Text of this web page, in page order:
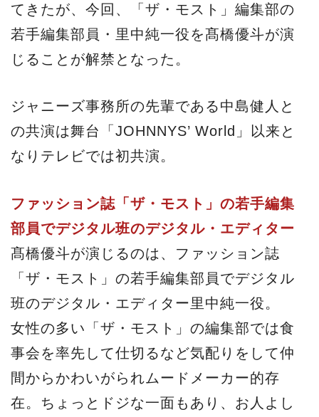
てきたが、今回、「ザ・モスト」編集部の
若手編集部員・里中純一役を髙橋優斗が演
じることが解禁となった。
ジャニーズ事務所の先輩である中島健人と
の共演は舞台「JOHNNYS’ World」以来と
なりテレビでは初共演。
ファッション誌「ザ・モスト」の若手編集
部員でデジタル班のデジタル・エディター
髙橋優斗が演じるのは、ファッション誌
「ザ・モスト」の若手編集部員でデジタル
班のデジタル・エディター里中純一役。
女性の多い「ザ・モスト」の編集部では食
事会を率先して仕切るなど気配りをして仲
間からかわいがられムードメーカー的存
在。ちょっとドジな一面もあり、お人よし